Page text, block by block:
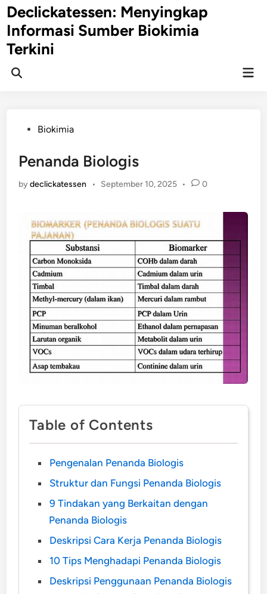
Skip
to
content
Declickatessen: Menyingkap
Informasi Sumber Biokimia
Terkini
Open
PostedBiokimia
Penanda Biologis
bydeclickatessen • September 10, 2025 • 0
Table of Contents
Pengenalan Penanda Biologis
Struktur dan Fungsi Penanda Biologis
9 Tindakan yang Berkaitan dengan
Penanda Biologis
Deskripsi Cara Kerja Penanda Biologis
10 Tips Menghadapi Penanda Biologis
Deskripsi Penggunaan Penanda Biologis